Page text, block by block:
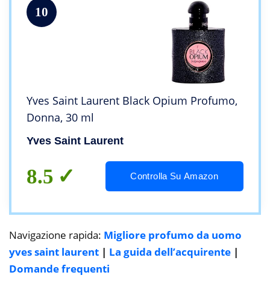
10
Yves Saint Laurent Black Opium Profumo,
Donna, 30 ml
Yves Saint Laurent
8.5 Controlla Su Amazon
Navigazione rapida: Migliore profumo da uomo
yves saint laurent | La guida dell’acquirente |
Domande frequenti